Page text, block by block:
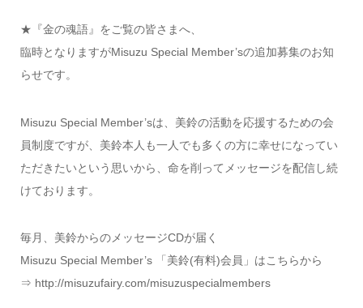
★『金の魂語』をご覧の皆さまへ、
臨時となりますがMisuzu Special Member’sの追加募集のお知
らせです。
Misuzu Special Member’sは、美鈴の活動を応援するための会
員制度ですが、美鈴本人も一人でも多くの方に幸せになってい
ただきたいという思いから、命を削ってメッセージを配信し続
けております。
毎月、美鈴からのメッセージCDが届く
Misuzu Special Member’s 「美鈴(有料)会員」はこちらから
⇒ http://misuzufairy.com/misuzuspecialmembers